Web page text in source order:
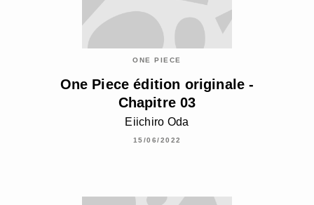
ONE PIECE
One Piece édition originale -
Chapitre 03
Eiichiro Oda
15/06/2022